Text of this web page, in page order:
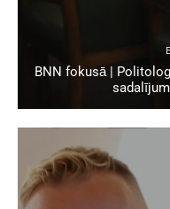
BNN fokusā |